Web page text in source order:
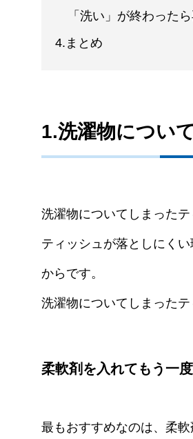
「洗い」が終わった
4.まとめ
1.洗濯物につい
洗濯物についてしまった
ティッシュが落としにく
からです。
洗濯物についてしまった
柔軟剤を入れてもう一
最もおすすめなのは、柔